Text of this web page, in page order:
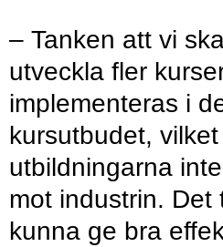
– Tanken att vi
utveckla fler
implementeras i
kursutbudet,
utbildningarna
mot industrin. Det
kunna ge bra